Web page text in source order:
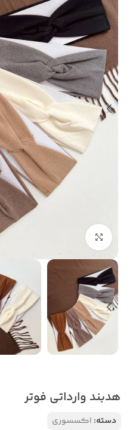
بزرگنمایی تصویر
هدبند وارداتی فوتر
دسته: اکسسوری